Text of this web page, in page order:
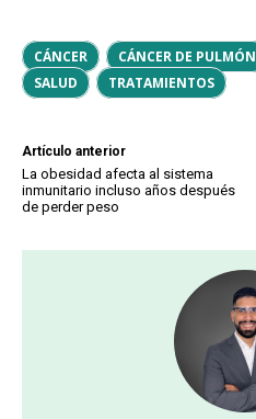
CÁNCER CÁNCER DE PULMÓN
SALUD
TRATAMIENTOS
Artículo anterior
La obesidad afecta al sistema
inmunitario incluso años después
de perder peso